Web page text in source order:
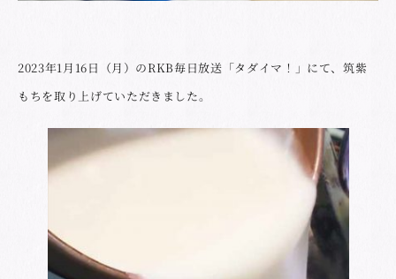
2023年1月16日（月）のRKB毎日放送「タダイマ！」にて、筑紫
もちを取り上げていただきました。